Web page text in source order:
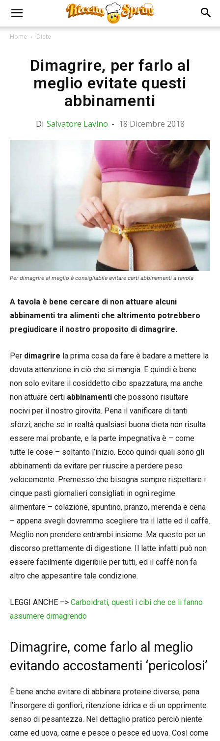
Home Diete
Dimagrire, per farlo al
meglio evitate questi
abbinamenti
Di Salvatore Lavino - 18 Dicembre 2018
Per dimagrire al meglio è consigliabile evitare certi abbinamenti a tavola
A tavola è bene cercare di non attuare alcuni
abbinamenti tra alimenti che altrimento potrebbero
pregiudicare il nostro proposito di dimagrire.
Per dimagrire la prima cosa da fare è badare a mettere la
dovuta attenzione in ciò che si mangia. E quindi è bene
non solo evitare il cosiddetto cibo spazzatura, ma anche
non attuare certi abbinamenti che possono risultare
nocivi per il nostro girovita. Pena il vanificare di tanti
sforzi, anche se in realtà qualsiasi buona dieta non risulta
essere mai probante, e la parte impegnativa è – come
tutte le cose – soltanto l’inizio. Ecco quindi quali sono gli
abbinamenti da evitare per riuscire a perdere peso
velocemente. Premesso che bisogna sempre rispettare i
cinque pasti giornalieri consigliati in ogni regime
alimentare – colazione, spuntino, pranzo, merenda e cena
– appena svegli dovremmo scegliere tra il latte ed il caffè.
Meglio non prendere entrambi insieme. Ma questo per un
discorso prettamente di digestione. Il latte infatti può non
essere facilmente digeribile per tutti, ed il caffè non fa
altro che appesantire tale condizione.
LEGGI ANCHE –> Carboidrati, questi i cibi che ce li fanno
assumere dimagrendo
Dimagrire, come farlo al meglio
evitando accostamenti ‘pericolosi’
È bene anche evitare di abbinare proteine diverse, pena
l’insorgere di gonfiori, ritenzione idrica e di un opprimente
senso di pesantezza. Nel dettaglio pratico perciò niente
carne ed uova, carne e pesce o pesce ed uova. Così come